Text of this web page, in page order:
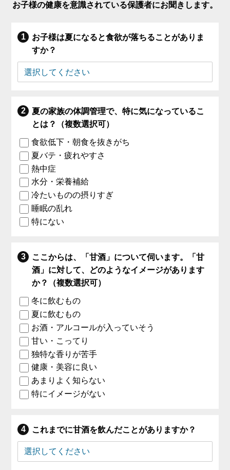
お子様の健康を意識されている保護者にお聞きします。
お子様は夏になると食欲が落ちることがありま
すか？
夏の家族の体調管理で、特に気になっているこ
とは？（複数選択可）
食欲低下・朝食を抜きがち
夏バテ・疲れやすさ
熱中症
水分・栄養補給
冷たいものの摂りすぎ
睡眠の乱れ
特にない
ここからは、「甘酒」について伺います。「甘
酒」に対して、どのようなイメージがあります
か？（複数選択可）
冬に飲むもの
夏に飲むもの
お酒・アルコールが入っていそう
甘い・こってり
独特な香りが苦手
健康・美容に良い
あまりよく知らない
特にイメージがない
これまでに甘酒を飲んだことがありますか？